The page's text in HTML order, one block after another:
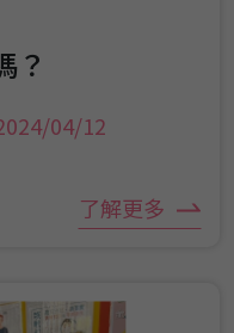
？
04/12
了解更多